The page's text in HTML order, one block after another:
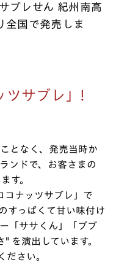
ブレせん 紀州南高
全国で発売しま
ツサブレ」!
となく、発売当時か
ンドで、お客さまの
す。
コナッツサブレ」で
すっぱくて甘い味付け
「ササくん」「ブブ
を演出しています。
ださい。